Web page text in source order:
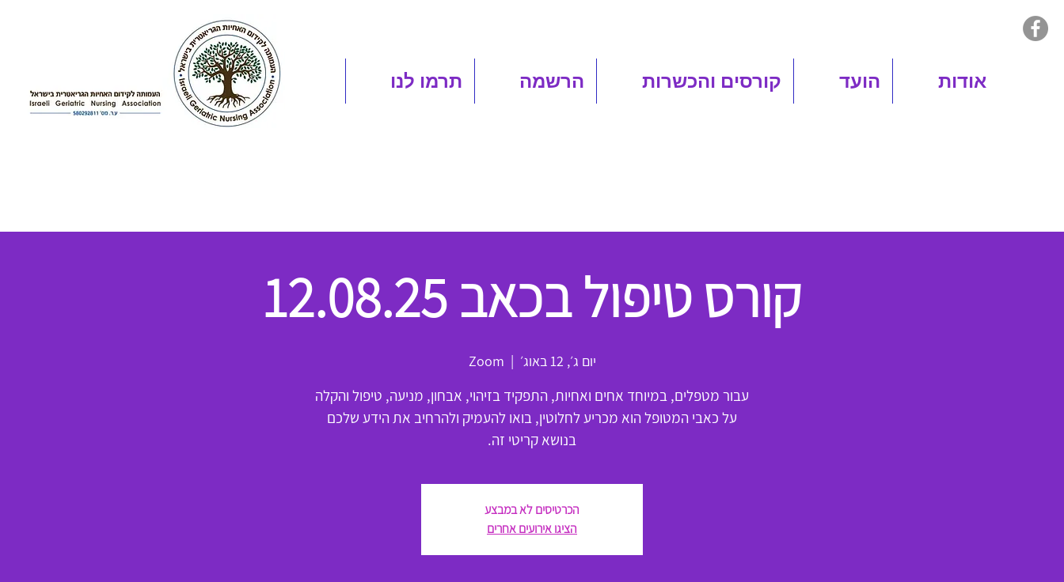
אודות הועד קורסים והכשרות הרשמה תרמו לנו
קורס טיפול בכאב 12.08.25
יום ג׳, 12 באוג׳
  |
Zoom
עבור מטפלים, במיוחד אחים ואחיות, התפקיד בזיהוי, אבחון, מניעה, טיפול והקלה
על כאבי המטופל הוא מכריע לחלוטין, בואו להעמיק ולהרחיב את הידע שלכם
בנושא קריטי זה.
הכרטיסים לא במבצע
הציגו אירועים אחרים